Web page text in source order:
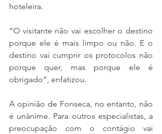
hoteleira.
“O visitante não vai escolher o destino
porque ele é mais limpo ou não. E o
destino vai cumprir os protocolos não
porque quer, mas porque ele é
obrigado”, enfatizou.
A opinião de Fonseca, no entanto, não
é unânime. Para outros especialistas, a
preocupação com o contágio vai